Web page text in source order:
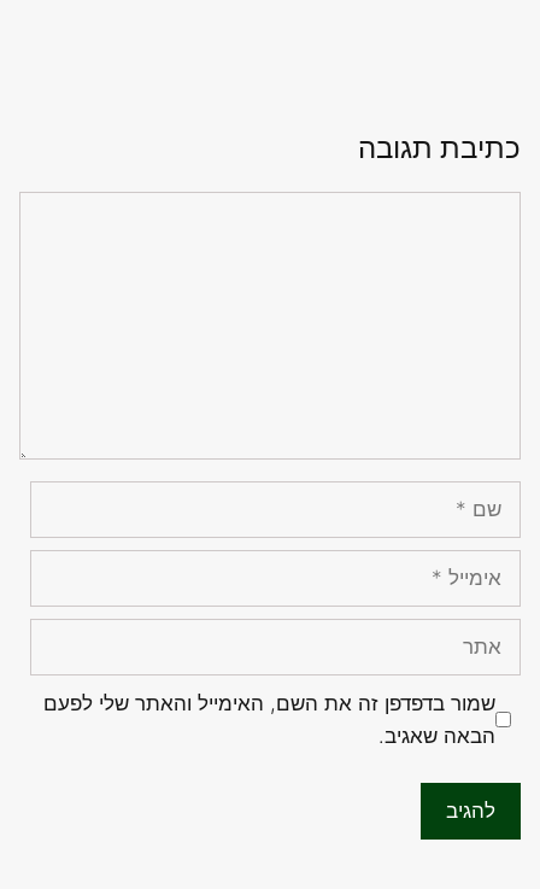
כתיבת תגובה
שמור בדפדפן זה את השם, האימייל והאתר שלי לפעם
הבאה שאגיב.